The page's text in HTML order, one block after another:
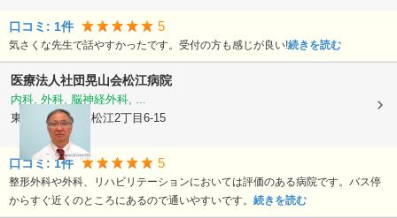
口コミ: 1件 5
気さくな先生で話やすかったです。受付の方も感じが良い!続きを読む
医療法人社団晃山会松江病院
内科, 外科, 脳神経外科, ...
東京都江戸川区 松江2丁目6-15
口コミ:1件 5
整形外科や外科、リハビリテーションにおいては評価のある病院です。バス停
からすぐ近くのところにあるので通いやすいです。 続きを読む